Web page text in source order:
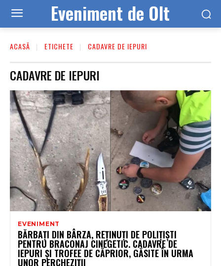
Eveniment de Olt
ACASĂ ETICHETE CADAVRE DE IEPURI
CADAVRE DE IEPURI
EVENIMENT
BĂRBAȚI DIN BÂRZA, REȚINUȚI DE POLIȚIȘTI
PENTRU BRACONAJ CINEGETIC. CADAVRE DE
IEPURI ȘI TROFEE DE CĂPRIOR, GĂSITE ÎN URMA
UNOR PERCHEZIȚII